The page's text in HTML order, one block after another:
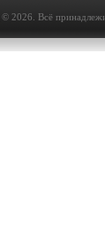
© 2026. Всё